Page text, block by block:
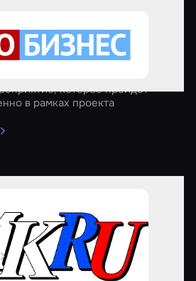
рынка
в Приволжском
которое пройдет
в рамках проекта
с квестами?
дополнительные эмоции, а
возможности